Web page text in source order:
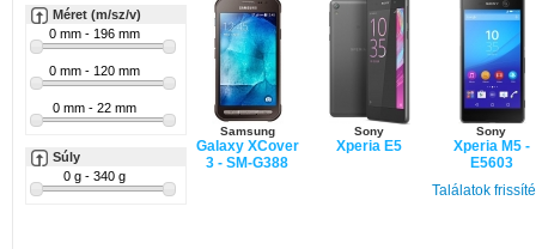
Méret (m/sz/v)
Súly
Samsung
Galaxy XCover
3 - SM-G388
Sony
Xperia E5
Sony
Xperia M5 -
E5603
Találatok